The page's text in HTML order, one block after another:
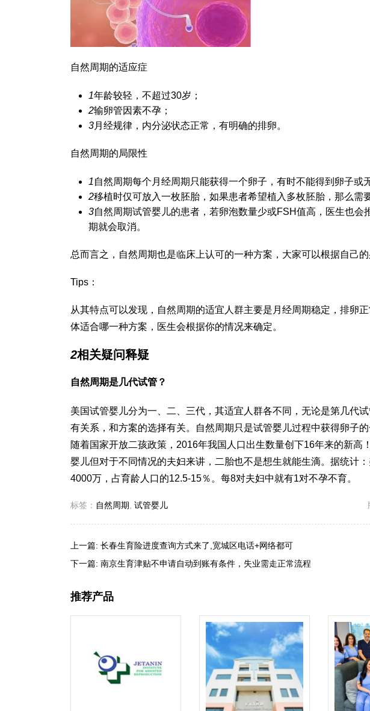
自然周期的适应症
1年龄较轻，不超过30岁；
2输卵管因素不孕；
3月经规律，内分泌状态正常，有明确的排卵。
自然周期的局限性
1自然周期每个月经周期只能获得一个卵子，有时不能得到卵子或
2移植时仅可放入一枚胚胎，如果患者希望植入多枚胚胎，那么需
3自然周期试管婴儿的患者，若卵泡数量少或FSH值高，医生也会
期就会取消。
总而言之，自然周期也是临床上认可的一种方案，大家可以根据自己
Tips：
从其特点可以发现，自然周期的适宜人群主要是月经周期稳定，排卵
体适合哪一种方案，医生会根据你的情况来确定。
2相关疑问释疑
自然周期是几代试管？
美国试管婴儿分为一、二、三代，其适宜人群各不同，无论是第几代
有关系，和方案的选择有关。自然周期只是试管婴儿过程中获得卵子
随着国家开放二孩政策，2016年我国人口出生数量创下16年来的新高
婴儿但对于不同情况的夫妇来讲，二胎也不是想生就能生滴。据统计
4000万，占育龄人口的12.5-15％。每8对夫妇中就有1对不孕不育。
标签： 自然周期 试管婴儿
上一篇: 长春生育险进度查询方式来了,宽城区电话+网络都可
下一篇: 南京生育津贴不申请自动到账有条件，失业需走正常流程
推荐产品